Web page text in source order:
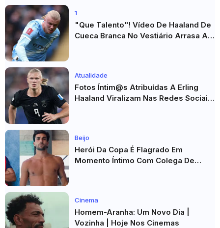
1
"Que Talento"! Vídeo De Haaland De
Cueca Branca No Vestiário Arrasa A
Atualidade
Fotos Íntim@s Atribuídas A Erling
Haaland Viralizam Nas Redes Sociais
Beijo
Herói Da Copa É Flagrado Em
Momento Íntimo Com Colega De
Cinema
Homem-Aranha: Um Novo Dia |
Vozinha | Hoje Nos Cinemas